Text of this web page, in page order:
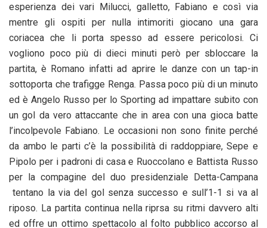
esperienza dei vari Milucci, galletto, Fabiano e così via
mentre gli ospiti per nulla intimoriti giocano una gara
coriacea che li porta spesso ad essere pericolosi. Ci
vogliono poco più di dieci minuti però per sbloccare la
partita, è Romano infatti ad aprire le danze con un tap-in
sottoporta che trafigge Renga. Passa poco più di un minuto
ed è Angelo Russo per lo Sporting ad impattare subito con
un gol da vero attaccante che in area con una gioca batte
l’incolpevole Fabiano. Le occasioni non sono finite perché
da ambo le parti c’è la possibilità di raddoppiare, Sepe e
Pipolo per i padroni di casa e Ruoccolano e Battista Russo
per la compagine del duo presidenziale Detta-Campana
tentano la via del gol senza successo e sull’1-1 si va al
riposo. La partita continua nella riprsa su ritmi davvero alti
ed offre un ottimo spettacolo al folto pubblico accorso al